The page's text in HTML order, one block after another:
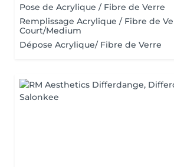
Pose de Acrylique / Fibre de Verre
Remplissage Acrylique / Fibre de
Court/Medium
Dépose Acrylique/ Fibre de Verre